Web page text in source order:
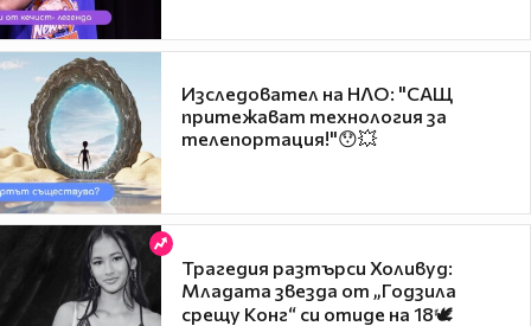
Изследовател на НЛО: "САЩ
притежават технология за
телепортация!"😯💥
Трагедия разтърси Холивуд:
Младата звезда от „Годзила
срещу Конг“ си отиде на 18🕊️